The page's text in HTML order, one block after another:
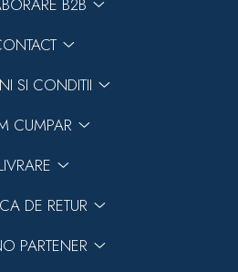
B2B
SI CONDITII
CUMPAR
DE RETUR
PARTENER